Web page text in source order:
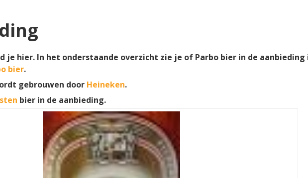
je hier. In het onderstaande overzicht zie je of Parbo bier in de
bier.
gebrouwen door Heineken.
bier in de aanbieding.